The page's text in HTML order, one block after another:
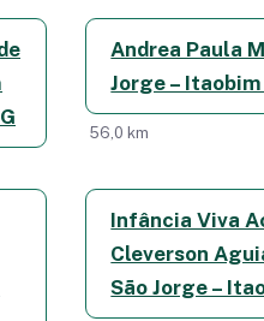
Andrea Paula
Jorge – Itaobim
56,0 km
Infância Viva
Cleverson
São Jorge –